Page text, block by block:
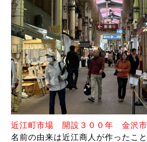
近江町市場 開設３００年 金沢市
名前の由来は近江商人が作ったこ